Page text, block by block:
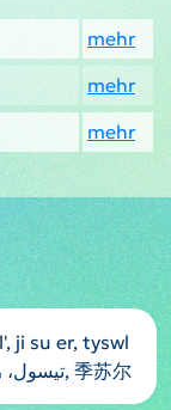
mehr
mehr
mehr
ji su er, tyswl
rwsyh, Тисуль, Тысуль, Տիսուլ, تیسول، روسیه, 季苏尔